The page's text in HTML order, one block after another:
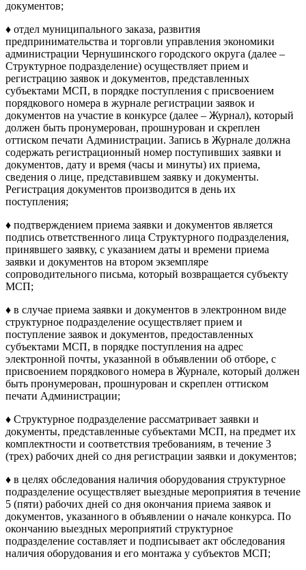
документов;
♦ отдел муниципального заказа, развития
предпринимательства и торговли управления экономики
администрации Чернушинского городского округа (далее –
Структурное подразделение) осуществляет прием и
регистрацию заявок и документов, представленных
субъектами МСП, в порядке поступления с присвоением
порядкового номера в журнале регистрации заявок и
документов на участие в конкурсе (далее – Журнал), который
должен быть пронумерован, прошнурован и скреплен
оттиском печати Администрации. Запись в Журнале должна
содержать регистрационный номер поступивших заявки и
документов, дату и время (часы и минуты) их приема,
сведения о лице, представившем заявку и документы.
Регистрация документов производится в день их
поступления;
♦ подтверждением приема заявки и документов является
подпись ответственного лица Структурного подразделения,
принявшего заявку, с указанием даты и времени приема
заявки и документов на втором экземпляре
сопроводительного письма, который возвращается субъекту
МСП;
♦ в случае приема заявки и документов в электронном виде
структурное подразделение осуществляет прием и
поступление заявок и документов, предоставленных
субъектами МСП, в порядке поступления на адрес
электронной почты, указанной в объявлении об отборе, с
присвоением порядкового номера в Журнале, который должен
быть пронумерован, прошнурован и скреплен оттиском
печати Администрации;
♦ Структурное подразделение рассматривает заявки и
документы, представленные субъектами МСП, на предмет их
комплектности и соответствия требованиям, в течение 3
(трех) рабочих дней со дня регистрации заявки и документов;
♦ в целях обследования наличия оборудования структурное
подразделение осуществляет выездные мероприятия в течение
5 (пяти) рабочих дней со дня окончания приема заявок и
документов, указанного в объявлении о начале конкурса. По
окончанию выездных мероприятий структурное
подразделение составляет и подписывает акт обследования
наличия оборудования и его монтажа у субъектов МСП;